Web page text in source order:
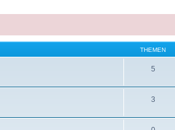
THEMEN
5
3